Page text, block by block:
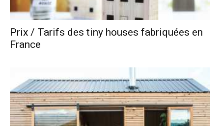
Prix / Tarifs des tiny houses fabriquées en
France